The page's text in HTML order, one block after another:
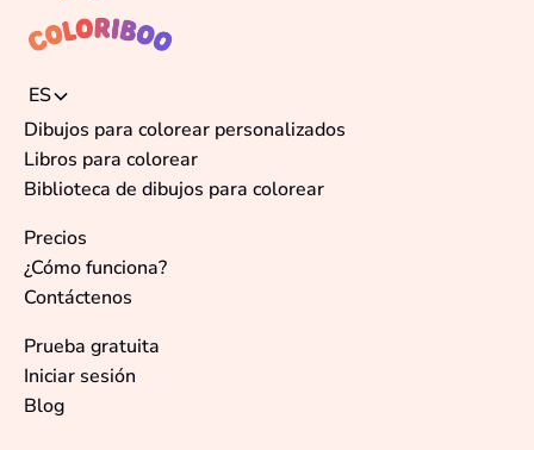
ES
Dibujos para colorear personalizados
Libros para colorear
Biblioteca de dibujos para colorear
Precios
¿Cómo funciona?
Contáctenos
Prueba gratuita
Iniciar sesión
Blog